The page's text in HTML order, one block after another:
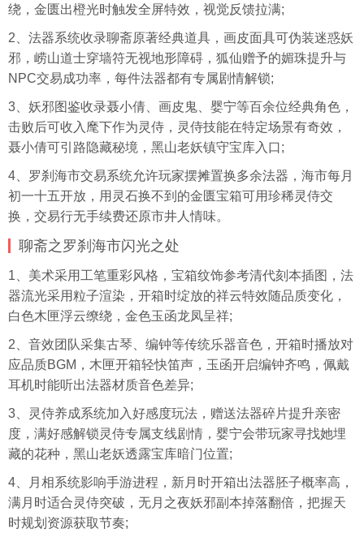
绕，金匮出橙光时触发全屏特效，视觉反馈拉满;
2、法器系统收录聊斋原著经典道具，画皮面具可伪装迷惑妖
邪，崂山道士穿墙符无视地形障碍，狐仙赠予的媚珠提升与
NPC交易成功率，每件法器都有专属剧情解锁;
3、妖邪图鉴收录聂小倩、画皮鬼、婴宁等百余位经典角色，
击败后可收入麾下作为灵侍，灵侍技能在特定场景有奇效，
聂小倩可引路隐藏秘境，黑山老妖镇守宝库入口;
4、罗刹海市交易系统允许玩家摆摊置换多余法器，海市每月
初一十五开放，用灵石换不到的金匮宝箱可用珍稀灵侍交
换，交易行无手续费还原市井人情味。
聊斋之罗刹海市闪光之处
1、美术采用工笔重彩风格，宝箱纹饰参考清代刻本插图，法
器流光采用粒子渲染，开箱时绽放的祥云特效随品质变化，
白色木匣浮云缭绕，金色玉函龙凤呈祥;
2、音效团队采集古琴、编钟等传统乐器音色，开箱时播放对
应品质BGM，木匣开箱轻快笛声，玉函开启编钟齐鸣，佩戴
耳机时能听出法器材质音色差异;
3、灵侍养成系统加入好感度玩法，赠送法器碎片提升亲密
度，满好感解锁灵侍专属支线剧情，婴宁会带玩家寻找她埋
藏的花种，黑山老妖透露宝库暗门位置;
4、月相系统影响手游进程，新月时开箱出法器胚子概率高，
满月时适合灵侍突破，无月之夜妖邪副本掉落翻倍，把握天
时规划资源获取节奏;